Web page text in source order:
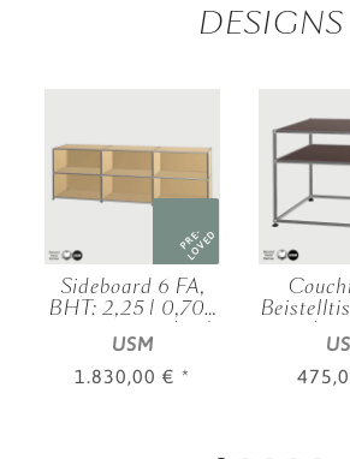
DESIGNS
PRE-
LOVED
Sideboard 6 FA,
BHT: 2,25 | 0,70 |
0,35 m, verschied.
Farben
USM
1.830,00 € *
0,75 |
m,